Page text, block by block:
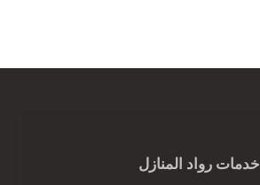
خدمات رواد المنازل